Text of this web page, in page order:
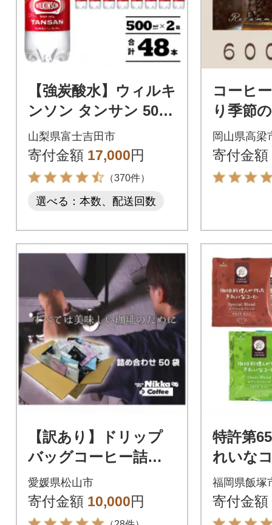
【強炭酸水】ウィルキ
ンソン タンサン 500
ml×2箱(24本入)計48本
ペットボトル アサヒ
飲料
山梨県富士吉田市
寄付金額 17,000円
（370件）
選べる：本数、配送回数
コーヒ
り季節
ット
岡山県高梁
寄付金額
【訳あり】ドリップ
バッグコーヒー詰め
合わせ50袋
愛媛県松山市
寄付金額 10,000円
特許第
れいな
リップ
ト(合計
福岡県飯塚
寄付金額